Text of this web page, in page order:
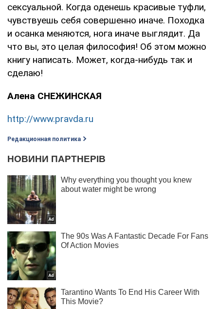
сексуальной. Когда оденешь красивые туфли,
чувствуешь себя совершенно иначе. Походка
и осанка меняются, нога иначе выглядит. Да
что вы, это целая философия! Об этом можно
книгу написать. Может, когда-нибудь так и
сделаю!
Алена СНЕЖИНСКАЯ
http://www.pravda.ru
Редакционная политика